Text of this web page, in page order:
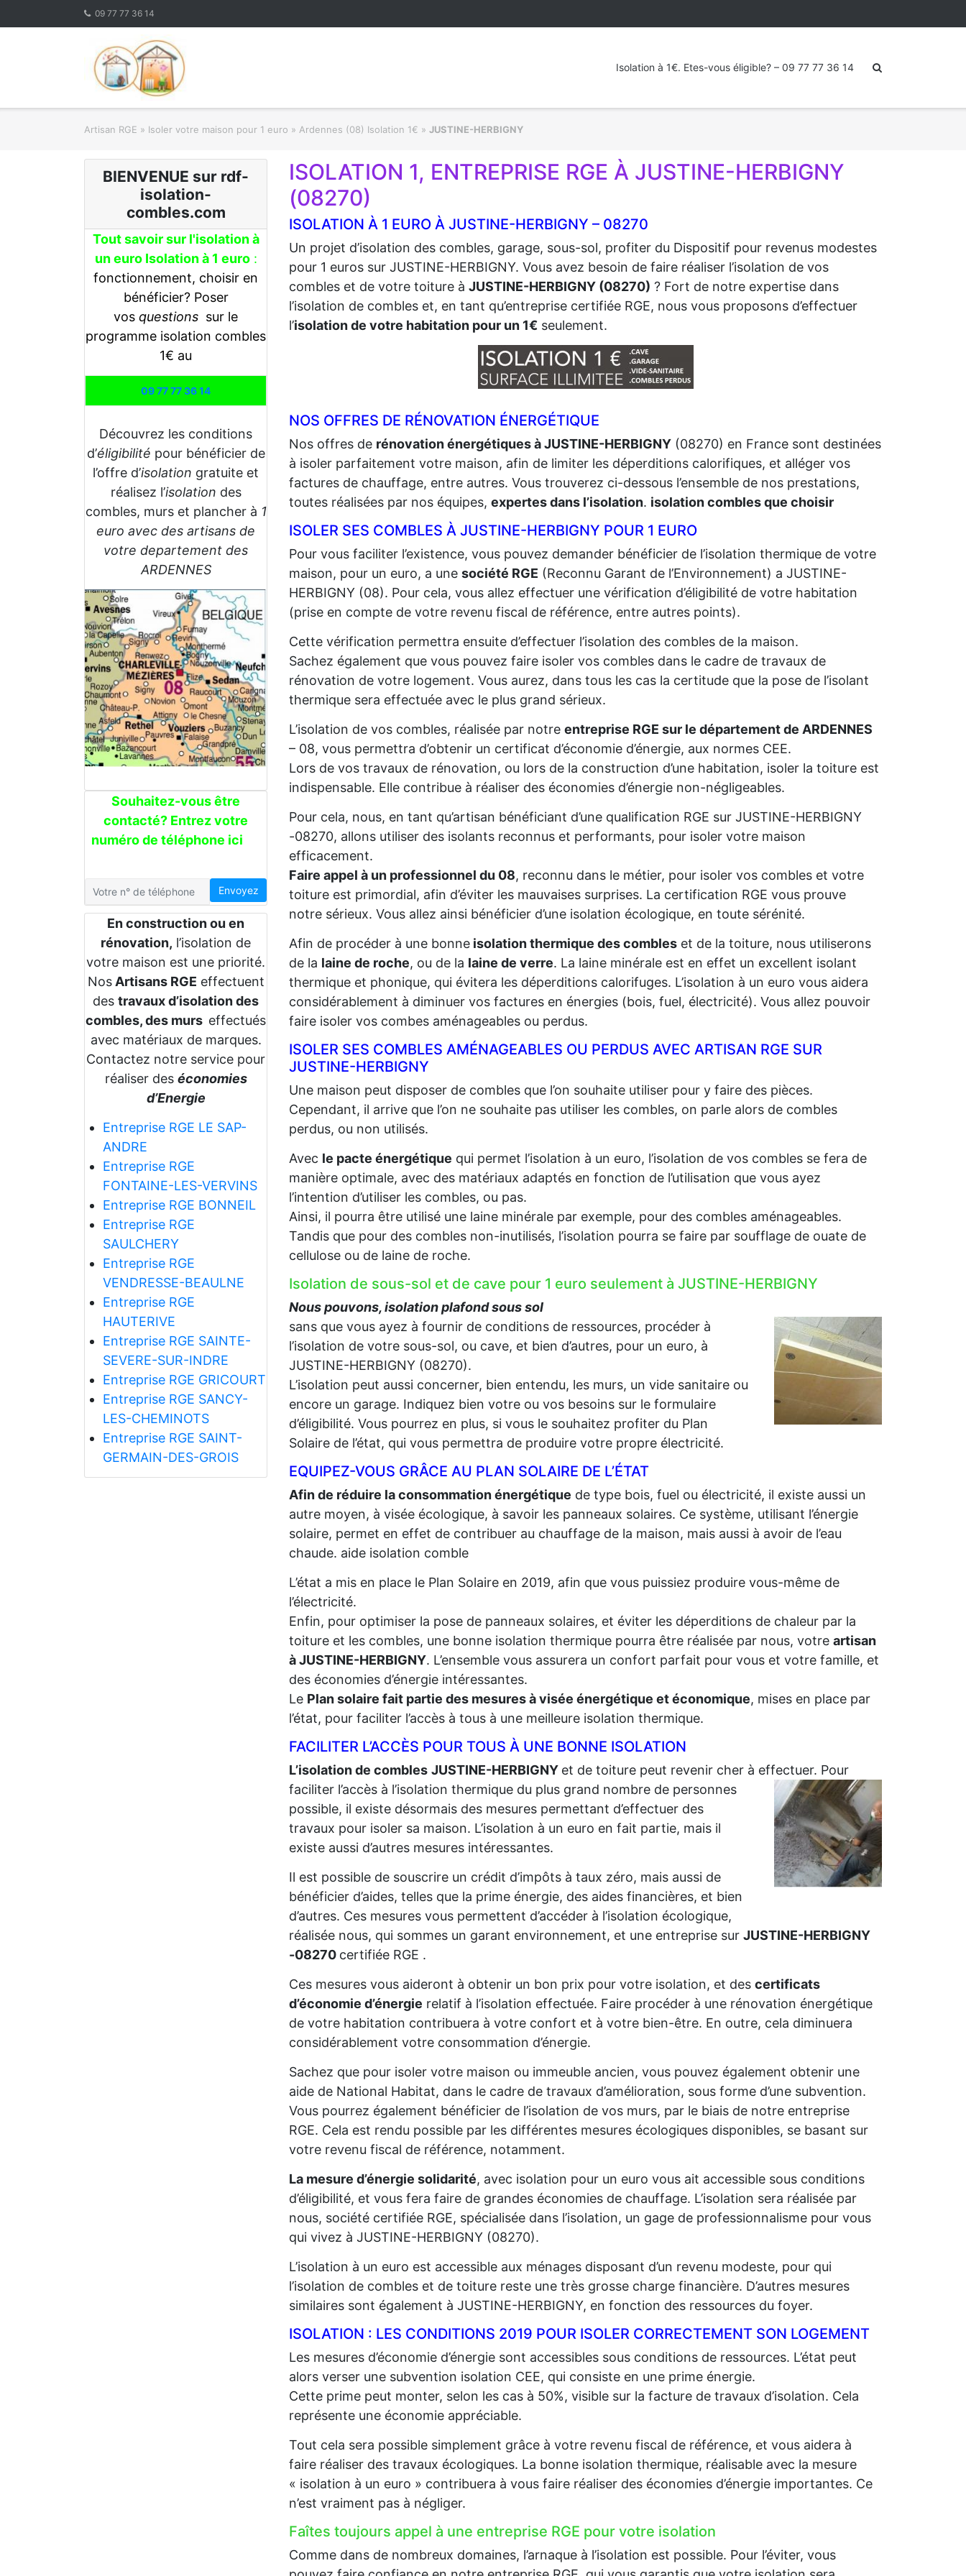
09 77 77 36 14
Isolation à 1€. Etes-vous éligible? – 09 77 77 36 14
Artisan RGE » Isoler votre maison pour 1 euro » Ardennes (08) Isolation 1€ » JUSTINE-HERBIGNY
BIENVENUE sur rdf-
isolation-
combles.com
Tout savoir sur l'isolation à
un euro Isolation à 1 euro:
fonctionnement, choisir en
bénéficier? Poser
vos questions sur le
programme isolation combles
1€ au
09 77 77 36 14
Découvrez les conditions
d’éligibilité pour bénéficier de
l’offre d’isolation gratuite et
réalisez l’isolation des
combles, murs et plancher à 1
euro avec des artisans de
votre departement des
ARDENNES
Souhaitez-vous être
contacté? Entrez votre
numéro de téléphone ici
Envoyez
En construction ou en
rénovation, l’isolation de
votre maison est une priorité.
NosArtisans RGE effectuent
des travaux d’isolation des
combles, des murs effectués
avec matériaux de marques.
Contactez notre service pour
réaliser des économies
d’Energie
Entreprise RGE LE SAP-
ANDRE
Entreprise RGE
FONTAINE-LES-VERVINS
Entreprise RGE BONNEIL
Entreprise RGE
SAULCHERY
Entreprise RGE
VENDRESSE-BEAULNE
Entreprise RGE
HAUTERIVE
Entreprise RGE SAINTE-
SEVERE-SUR-INDRE
Entreprise RGE GRICOURT
Entreprise RGE SANCY-
LES-CHEMINOTS
Entreprise RGE SAINT-
GERMAIN-DES-GROIS
ISOLATION 1, ENTREPRISE RGE À JUSTINE-HERBIGNY
(08270)
ISOLATION À 1 EURO À JUSTINE-HERBIGNY – 08270
Un projet d’isolation des combles, garage, sous-sol, profiter du Dispositif pour revenus modestes
pour 1 euros sur JUSTINE-HERBIGNY. Vous avez besoin de faire réaliser l’isolation de vos
combles et de votre toiture à JUSTINE-HERBIGNY (08270) ? Fort de notre expertise dans
l’isolation de combles et, en tant qu’entreprise certifiée RGE, nous vous proposons d’effectuer
l’isolation de votre habitation pour un 1€ seulement.
NOS OFFRES DE RÉNOVATION ÉNERGÉTIQUE
Nos offres de rénovation énergétiques à JUSTINE-HERBIGNY (08270) en France sont destinées
à isoler parfaitement votre maison, afin de limiter les déperditions calorifiques, et alléger vos
factures de chauffage, entre autres. Vous trouverez ci-dessous l’ensemble de nos prestations,
toutes réalisées par nos équipes, expertes dans l’isolation. isolation combles que choisir
ISOLER SES COMBLES À JUSTINE-HERBIGNY POUR 1 EURO
Pour vous faciliter l’existence, vous pouvez demander bénéficier de l’isolation thermique de votre
maison, pour un euro, a une société RGE (Reconnu Garant de l’Environnement) a JUSTINE-
HERBIGNY (08). Pour cela, vous allez effectuer une vérification d’éligibilité de votre habitation
(prise en compte de votre revenu fiscal de référence, entre autres points).
Cette vérification permettra ensuite d’effectuer l’isolation des combles de la maison.
Sachez également que vous pouvez faire isoler vos combles dans le cadre de travaux de
rénovation de votre logement. Vous aurez, dans tous les cas la certitude que la pose de l’isolant
thermique sera effectuée avec le plus grand sérieux.
L’isolation de vos combles, réalisée par notre entreprise RGE sur le département de ARDENNES
– 08, vous permettra d’obtenir un certificat d’économie d’énergie, aux normes CEE.
Lors de vos travaux de rénovation, ou lors de la construction d’une habitation, isoler la toiture est
indispensable. Elle contribue à réaliser des économies d’énergie non-négligeables.
Pour cela, nous, en tant qu’artisan bénéficiant d’une qualification RGE sur JUSTINE-HERBIGNY
-08270, allons utiliser des isolants reconnus et performants, pour isoler votre maison
efficacement.
Faire appel à un professionnel du 08, reconnu dans le métier, pour isoler vos combles et votre
toiture est primordial, afin d’éviter les mauvaises surprises. La certification RGE vous prouve
notre sérieux. Vous allez ainsi bénéficier d’une isolation écologique, en toute sérénité.
Afin de procéder à une bonne isolation thermique des combles et de la toiture, nous utiliserons
de la laine de roche, ou de la laine de verre. La laine minérale est en effet un excellent isolant
thermique et phonique, qui évitera les déperditions calorifuges. L’isolation à un euro vous aidera
considérablement à diminuer vos factures en énergies (bois, fuel, électricité). Vous allez pouvoir
faire isoler vos combes aménageables ou perdus.
ISOLER SES COMBLES AMÉNAGEABLES OU PERDUS AVEC ARTISAN RGE SUR
JUSTINE-HERBIGNY
Une maison peut disposer de combles que l’on souhaite utiliser pour y faire des pièces.
Cependant, il arrive que l’on ne souhaite pas utiliser les combles, on parle alors de combles
perdus, ou non utilisés.
Avec le pacte énergétique qui permet l’isolation à un euro, l’isolation de vos combles se fera de
manière optimale, avec des matériaux adaptés en fonction de l’utilisation que vous ayez
l’intention d’utiliser les combles, ou pas.
Ainsi, il pourra être utilisé une laine minérale par exemple, pour des combles aménageables.
Tandis que pour des combles non-inutilisés, l’isolation pourra se faire par soufflage de ouate de
cellulose ou de laine de roche.
Isolation de sous-sol et de cave pour 1 euro seulement à JUSTINE-HERBIGNY
Nous pouvons, isolation plafond sous sol
sans que vous ayez à fournir de conditions de ressources, procéder à
l’isolation de votre sous-sol, ou cave, et bien d’autres, pour un euro, à
JUSTINE-HERBIGNY (08270).
L’isolation peut aussi concerner, bien entendu, les murs, un vide sanitaire ou
encore un garage. Indiquez bien votre ou vos besoins sur le formulaire
d’éligibilité. Vous pourrez en plus, si vous le souhaitez profiter du Plan
Solaire de l’état, qui vous permettra de produire votre propre électricité.
EQUIPEZ-VOUS GRÂCE AU PLAN SOLAIRE DE L’ÉTAT
Afin de réduire la consommation énergétique de type bois, fuel ou électricité, il existe aussi un
autre moyen, à visée écologique, à savoir les panneaux solaires. Ce système, utilisant l’énergie
solaire, permet en effet de contribuer au chauffage de la maison, mais aussi à avoir de l’eau
chaude. aide isolation comble
L’état a mis en place le Plan Solaire en 2019, afin que vous puissiez produire vous-même de
l’électricité.
Enfin, pour optimiser la pose de panneaux solaires, et éviter les déperditions de chaleur par la
toiture et les combles, une bonne isolation thermique pourra être réalisée par nous, votre artisan
à JUSTINE-HERBIGNY. L’ensemble vous assurera un confort parfait pour vous et votre famille, et
des économies d’énergie intéressantes.
Le Plan solaire fait partie des mesures à visée énergétique et économique, mises en place par
l’état, pour faciliter l’accès à tous à une meilleure isolation thermique.
FACILITER L’ACCÈS POUR TOUS À UNE BONNE ISOLATION
L’isolation de combles JUSTINE-HERBIGNY et de toiture peut revenir cher à effectuer. Pour
faciliter l’accès à l’isolation thermique du plus grand nombre de personnes
possible, il existe désormais des mesures permettant d’effectuer des
travaux pour isoler sa maison. L’isolation à un euro en fait partie, mais il
existe aussi d’autres mesures intéressantes.
Il est possible de souscrire un crédit d’impôts à taux zéro, mais aussi de
bénéficier d’aides, telles que la prime énergie, des aides financières, et bien
d’autres. Ces mesures vous permettent d’accéder à l’isolation écologique,
réalisée nous, qui sommes un garant environnement, et une entreprise sur JUSTINE-HERBIGNY
-08270 certifiée RGE .
Ces mesures vous aideront à obtenir un bon prix pour votre isolation, et des certificats
d’économie d’énergie relatif à l’isolation effectuée. Faire procéder à une rénovation énergétique
de votre habitation contribuera à votre confort et à votre bien-être. En outre, cela diminuera
considérablement votre consommation d’énergie.
Sachez que pour isoler votre maison ou immeuble ancien, vous pouvez également obtenir une
aide de National Habitat, dans le cadre de travaux d’amélioration, sous forme d’une subvention.
Vous pourrez également bénéficier de l’isolation de vos murs, par le biais de notre entreprise
RGE. Cela est rendu possible par les différentes mesures écologiques disponibles, se basant sur
votre revenu fiscal de référence, notamment.
La mesure d’énergie solidarité, avec isolation pour un euro vous ait accessible sous conditions
d’éligibilité, et vous fera faire de grandes économies de chauffage. L’isolation sera réalisée par
nous, société certifiée RGE, spécialisée dans l’isolation, un gage de professionnalisme pour vous
qui vivez à JUSTINE-HERBIGNY (08270).
L’isolation à un euro est accessible aux ménages disposant d’un revenu modeste, pour qui
l’isolation de combles et de toiture reste une très grosse charge financière. D’autres mesures
similaires sont également à JUSTINE-HERBIGNY, en fonction des ressources du foyer.
ISOLATION : LES CONDITIONS 2019 POUR ISOLER CORRECTEMENT SON LOGEMENT
Les mesures d’économie d’énergie sont accessibles sous conditions de ressources. L’état peut
alors verser une subvention isolation CEE, qui consiste en une prime énergie.
Cette prime peut monter, selon les cas à 50%, visible sur la facture de travaux d’isolation. Cela
représente une économie appréciable.
Tout cela sera possible simplement grâce à votre revenu fiscal de référence, et vous aidera à
faire réaliser des travaux écologiques. La bonne isolation thermique, réalisable avec la mesure
« isolation à un euro » contribuera à vous faire réaliser des économies d’énergie importantes. Ce
n’est vraiment pas à négliger.
Faîtes toujours appel à une entreprise RGE pour votre isolation
Comme dans de nombreux domaines, l’arnaque à l’isolation est possible. Pour l’éviter, vous